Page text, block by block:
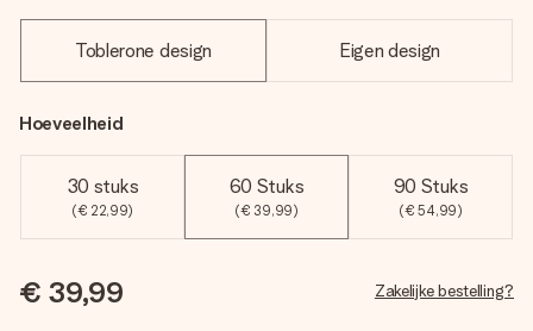
Toblerone design Eigen design
Hoeveelheid
30 stuks
(€ 22,99)
60 Stuks
(€ 39,99)
90 Stuks
(€ 54,99)
€ 39,99 Zakelijke bestelling?